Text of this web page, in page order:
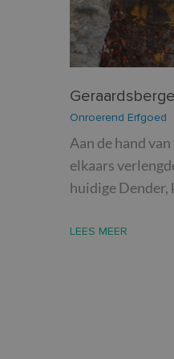
Onroerend Erfgoed
Aan de hand
elkaars
huidige Dender,
LEES MEER